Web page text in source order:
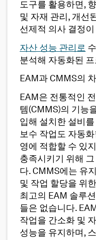
도구를 활용하면,
및 자재 관리, 개선
선제적 의사 결정이
자산 성능 관리로
분석해 자동화된
EAM과 CMMS의
EAM은 전통적인
템(CMMS)의 기능
입해 설치한 설비
보수 작업도 자동
영에 적합할 수 있
충족시키기 위해
다. CMMS에는 유
및 작업 할당을 위
최고의 EAM 솔루
들은 없습니다.
작업을 간소화 및
성능을 유지하며,